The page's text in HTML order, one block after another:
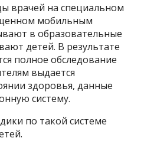
врачей на специальном
мобильным
в образовательные
детей. В результате
полное обследование
выдается
здоровья, данные
систему.
по такой системе